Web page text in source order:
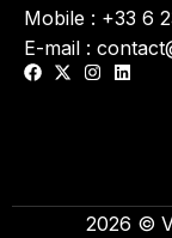
Mobile : +33 6
E-mail :
2026 ©